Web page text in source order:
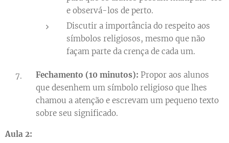
e observá-los de perto.
Discutir a importância do respeito aos
símbolos religiosos, mesmo que não
façam parte da crença de cada um.
Fechamento (10 minutos): Propor aos alunos
que desenhem um símbolo religioso que lhes
chamou a atenção e escrevam um pequeno texto
sobre seu significado.
Aula 2: